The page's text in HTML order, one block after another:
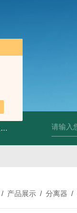
上海实
/ 产品展示 /分离器 /